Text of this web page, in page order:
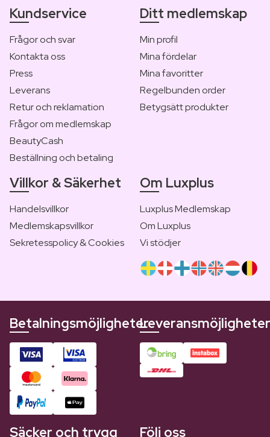
Kundservice
Frågor och svar
Kontakta oss
Press
Leverans
Retur och reklamation
Frågor om medlemskap
BeautyCash
Beställning och betaling
Ditt medlemskap
Min profil
Mina fördelar
Mina favoritter
Regelbunden order
Betygsätt produkter
Villkor & Säkerhet
Handelsvillkor
Medlemskapsvillkor
Sekretesspolicy & Cookies
Om Luxplus
Luxplus Medlemskap
Om Luxplus
Vi stödjer
BetalningsmöjligheterLeveransmöjligheter
Säcker och trygg
Följ oss